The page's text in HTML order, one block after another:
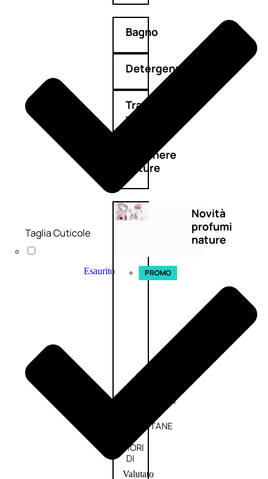
Bagno
Detergenza
Trattamenti
viso
Maschere
nature
Novità
profumi
nature
Esaurito PROMO
Donna
L’OCCITANE
EDT
FIORI
DI
Valutato
Taglia Cuticole